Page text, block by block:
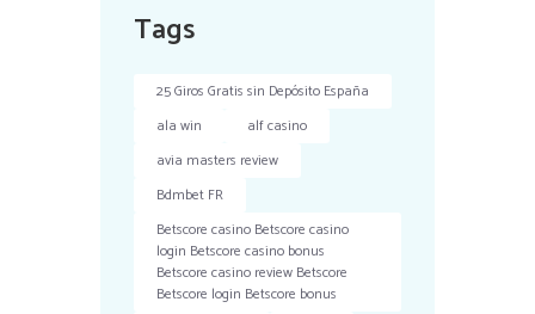
Tags
25 Giros Gratis sin Depósito España
ala win
alf casino
avia masters review
Bdmbet FR
Betscore casino Betscore casino
login Betscore casino bonus
Betscore casino review Betscore
Betscore login Betscore bonus